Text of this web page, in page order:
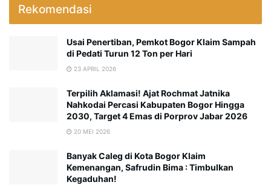
Rekomendasi
Usai Penertiban, Pemkot Bogor Klaim Sampah
di Pedati Turun 12 Ton per Hari
23 APRIL 2026
Terpilih Aklamasi! Ajat Rochmat Jatnika
Nahkodai Percasi Kabupaten Bogor Hingga
2030, Target 4 Emas di Porprov Jabar 2026
20 MEI 2026
Banyak Caleg di Kota Bogor Klaim
Kemenangan, Safrudin Bima : Timbulkan
Kegaduhan!